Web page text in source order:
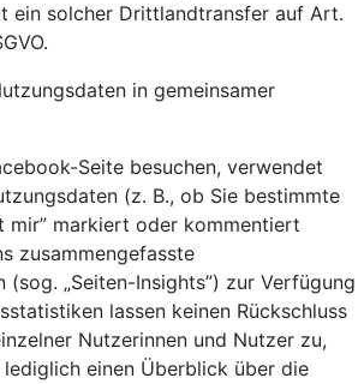
ein solcher Drittlandtransfer auf Art.
in gemeinsamer
Seite besuchen, verwendet
(z. B., ob Sie bestimmte
mir” markiert oder kommentiert
zusammengefasste
„Seiten-Insights”) zur Verfügung
lassen keinen Rückschluss
Nutzerinnen und Nutzer zu,
einen Überblick über die